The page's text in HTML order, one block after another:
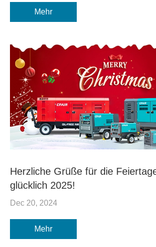
Mehr
Herzliche Grüße für die
glücklich 2025!
Dec 20, 2024
Mehr